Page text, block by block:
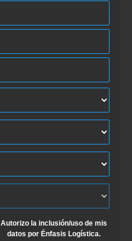
Autorizo la inclusión/uso de mis
datos por Énfasis Logística.